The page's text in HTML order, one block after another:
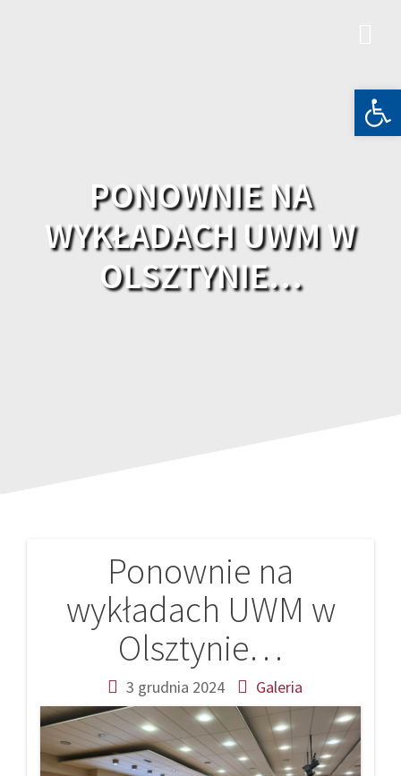
PONOWNIE NA
WYKŁADACH UWM W
OLSZTYNIE…
Ponownie na
wykładach UWM w
Olsztynie…
3 grudnia 2024 Galeria
Nawigacja
wpisu